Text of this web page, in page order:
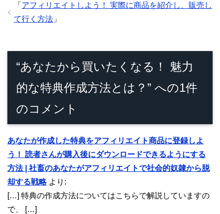
「 アフィリエイトしよう！ 実際に商品を紹介し、販売し
て行く方法 」
“あなたから買いたくなる！ 魅力
的な特典作成方法とは？” への1件
のコメント
あなたが作成した特典をアフィリエイト商品に登録しよ
う！ 読者さんが購入後にダウンロードできるようにする
方法 | 社畜のあなたがアフィリエイトで社会的奴隷から脱
却する戦略 より:
[…] 特典の作成方法についてはこちらで解説していますの
で、 […]